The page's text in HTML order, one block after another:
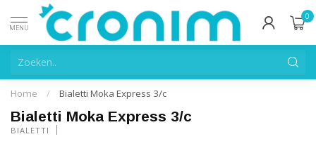
MENU
0
Home / Bialetti Moka Express 3/c
Bialetti Moka Express 3/c
BIALETTI